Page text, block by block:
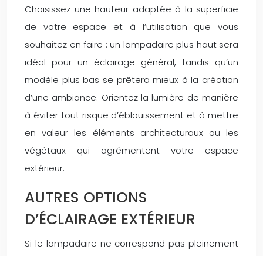
Choisissez une hauteur adaptée à la superficie
de votre espace et à l’utilisation que vous
souhaitez en faire : un lampadaire plus haut sera
idéal pour un éclairage général, tandis qu’un
modèle plus bas se prêtera mieux à la création
d’une ambiance. Orientez la lumière de manière
à éviter tout risque d’éblouissement et à mettre
en valeur les éléments architecturaux ou les
végétaux qui agrémentent votre espace
extérieur.
AUTRES OPTIONS
D’ÉCLAIRAGE EXTÉRIEUR
Si le lampadaire ne correspond pas pleinement